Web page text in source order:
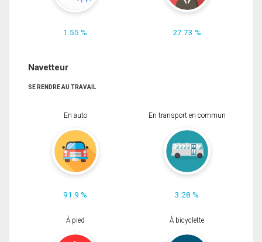
1.55 % 27.73 %
Navetteur
SE RENDRE AU TRAVAIL
En auto
91.9 %
En transport en commun
3.28 %
À pied À bicyclette